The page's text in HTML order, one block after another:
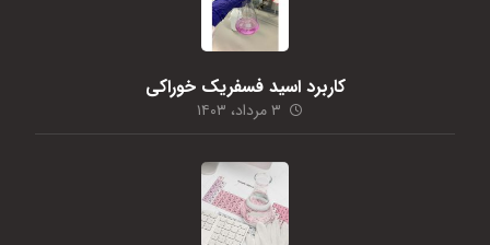
کاربرد اسید فسفریک خوراکی
۳ مرداد، ۱۴۰۳